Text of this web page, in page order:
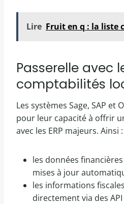
Lire Fruit en q : la liste
Passerelle avec
comptabilités
Les systèmes Sage, SAP et
pour leur capacité à offrir
avec les ERP majeurs. Ainsi :
les données
mises à jour
les informations
directement via des